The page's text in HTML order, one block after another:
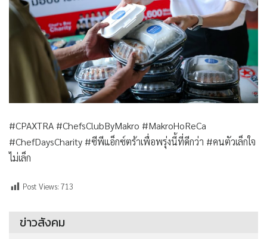
#CPAXTRA #ChefsClubByMakro #MakroHoReCa
#ChefDaysCharity #ซีพีแอ็กซ์ตร้าเพื่อพรุ่งนี้ที่ดีกว่า #คนตัวเล็กใจ
ไม่เล็ก
Post Views: 713
ข่าวสังคม